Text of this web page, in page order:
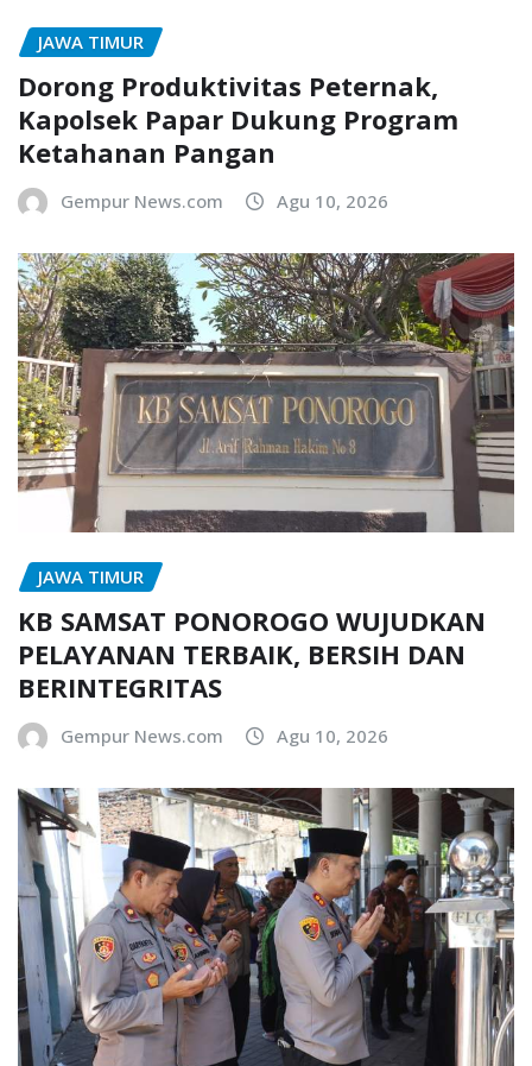
JAWA TIMUR
Dorong Produktivitas Peternak,
Kapolsek Papar Dukung Program
Ketahanan Pangan
Gempur News.com Agu 10, 2026
JAWA TIMUR
KB SAMSAT PONOROGO WUJUDKAN
PELAYANAN TERBAIK, BERSIH DAN
BERINTEGRITAS
Gempur News.com Agu 10, 2026